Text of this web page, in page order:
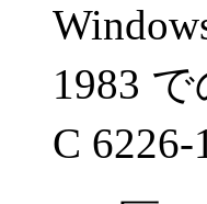
1983
C